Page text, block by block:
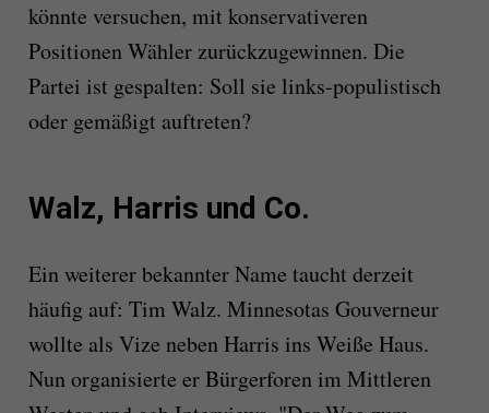
könnte versuchen, mit konservativeren
Positionen Wähler zurückzugewinnen. Die
Partei ist gespalten: Soll sie links-populistisch
oder gemäßigt auftreten?
Walz, Harris und Co.
Ein weiterer bekannter Name taucht derzeit
häufig auf: Tim Walz. Minnesotas Gouverneur
wollte als Vize neben Harris ins Weiße Haus.
Nun organisierte er Bürgerforen im Mittleren